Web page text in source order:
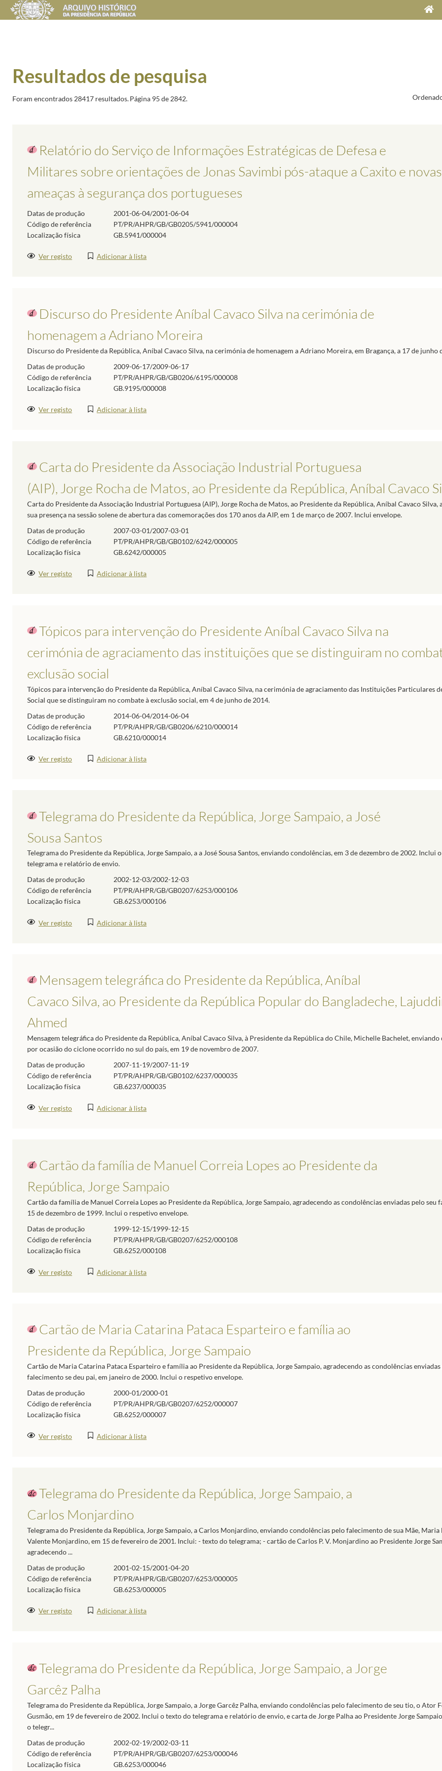
Resultados de pesquisa
Foram encontrados 28417 resultados.Página 95 de 2842.
Relatório do Serviço de Informações Estratégicas de Defesa e
Militares sobre orientações de Jonas Savimbi pós-ataque a Caxito e novas
ameaças à segurança dos portugueses
Datas de produção
2001-06-04/2001-06-04
Código de referência
PT/PR/AHPR/GB/GB0205/5941/000004
Localização física
GB.5941/000004
Ver registo Adicionar à lista
Discurso do Presidente Aníbal Cavaco Silva na cerimónia de
homenagem a Adriano Moreira
Discurso do Presidente da República, Aníbal Cavaco Silva, na cerimónia de homenagem a Adriano Moreira, em Bragança, a 17 de junho
Datas de produção
2009-06-17/2009-06-17
Código de referência
PT/PR/AHPR/GB/GB0206/6195/000008
Localização física
GB.9195/000008
Ver registo Adicionar à lista
Carta do Presidente da Associação Industrial Portuguesa
(AIP), Jorge Rocha de Matos, ao Presidente da República, Aníbal Cavaco
Carta do Presidente da Associação Industrial Portuguesa (AIP), Jorge Rocha de Matos, ao Presidente da República, Aníbal Cavaco Silva,
sua presença na sessão solene de abertura das comemorações dos 170 anos da AIP, em 1 de março de 2007. Inclui envelope.
Datas de produção
2007-03-01/2007-03-01
Código de referência
PT/PR/AHPR/GB/GB0102/6242/000005
Localização física
GB.6242/000005
Ver registo Adicionar à lista
Tópicos para intervenção do Presidente Aníbal Cavaco Silva na
cerimónia de agraciamento das instituições que se distinguiram no
exclusão social
Tópicos para intervenção do Presidente da República, Aníbal Cavaco Silva, na cerimónia de agraciamento das Instituições Particulares
Social que se distinguiram no combate à exclusão social, em 4 de junho de 2014.
Datas de produção
2014-06-04/2014-06-04
Código de referência
PT/PR/AHPR/GB/GB0206/6210/000014
Localização física
GB.6210/000014
Ver registo Adicionar à lista
Telegrama do Presidente da República, Jorge Sampaio, a José
Sousa Santos
Telegrama do Presidente da República, Jorge Sampaio, a a José Sousa Santos, enviando condolências, em 3 de dezembro de 2002. Inclui
telegrama e relatório de envio.
Datas de produção
2002-12-03/2002-12-03
Código de referência
PT/PR/AHPR/GB/GB0207/6253/000106
Localização física
GB.6253/000106
Ver registo Adicionar à lista
Mensagem telegráfica do Presidente da República, Aníbal
Cavaco Silva, ao Presidente da República Popular do Bangladeche,
Ahmed
Mensagem telegráfica do Presidente da República, Aníbal Cavaco Silva, à Presidente da República do Chile, Michelle Bachelet,
por ocasião do ciclone ocorrido no sul do país, em 19 de novembro de 2007.
Datas de produção
2007-11-19/2007-11-19
Código de referência
PT/PR/AHPR/GB/GB0102/6237/000035
Localização física
GB.6237/000035
Ver registo Adicionar à lista
Cartão da família de Manuel Correia Lopes ao Presidente da
República, Jorge Sampaio
Cartão da família de Manuel Correia Lopes ao Presidente da República, Jorge Sampaio, agradecendo as condolências enviadas pelo seu
15 de dezembro de 1999. Inclui o respetivo envelope.
Datas de produção
1999-12-15/1999-12-15
Código de referência
PT/PR/AHPR/GB/GB0207/6252/000108
Localização física
GB.6252/000108
Ver registo Adicionar à lista
Cartão de Maria Catarina Pataca Esparteiro e família ao
Presidente da República, Jorge Sampaio
Cartão de Maria Catarina Pataca Esparteiro e família ao Presidente da República, Jorge Sampaio, agradecendo as condolências
falecimento se deu pai, em janeiro de 2000. Inclui o respetivo envelope.
Datas de produção
2000-01/2000-01
Código de referência
PT/PR/AHPR/GB/GB0207/6252/000007
Localização física
GB.6252/000007
Ver registo Adicionar à lista
Telegrama do Presidente da República, Jorge Sampaio, a
Carlos Monjardino
Telegrama do Presidente da República, Jorge Sampaio, a Carlos Monjardino, enviando condolências pelo falecimento de sua Mãe,
Valente Monjardino, em 15 de fevereiro de 2001. Inclui: - texto do telegrama; - cartão de Carlos P. V. Monjardino ao Presidente Jorge
agradecendo ...
Datas de produção
2001-02-15/2001-04-20
Código de referência
PT/PR/AHPR/GB/GB0207/6253/000005
Localização física
GB.6253/000005
Ver registo Adicionar à lista
Telegrama do Presidente da República, Jorge Sampaio, a Jorge
Garcêz Palha
Telegrama do Presidente da República, Jorge Sampaio, a Jorge Garcêz Palha, enviando condolências pelo falecimento de seu tio, o Ator
Gusmão, em 19 de fevereiro de 2002. Inclui o texto do telegrama e relatório de envio, e carta de Jorge Palha ao Presidente Jorge
o telegr...
Datas de produção
2002-02-19/2002-03-11
Código de referência
PT/PR/AHPR/GB/GB0207/6253/000046
Localização física
GB.6253/000046